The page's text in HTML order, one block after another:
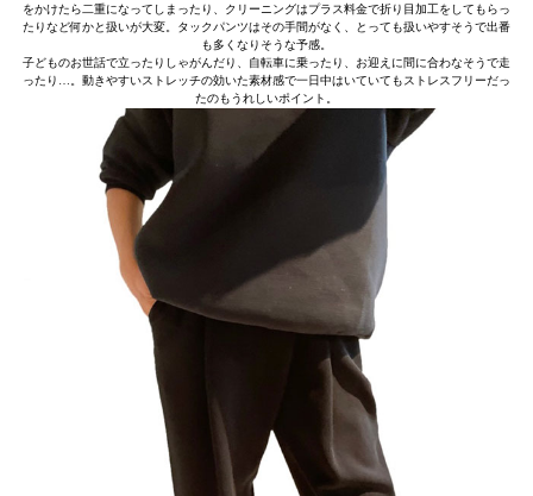
をかけたら二重になってしまったり、クリーニングはプラス料金で折り目加工をしてもらっ
たりなど何かと扱いが大変。タックパンツはその手間がなく、とっても扱いやすそうで出番
も多くなりそうな予感。
子どものお世話で立ったりしゃがんだり、自転車に乗ったり、お迎えに間に合わなそうで走
ったり…。動きやすいストレッチの効いた素材感で一日中はいていてもストレスフリーだっ
たのもうれしいポイント。